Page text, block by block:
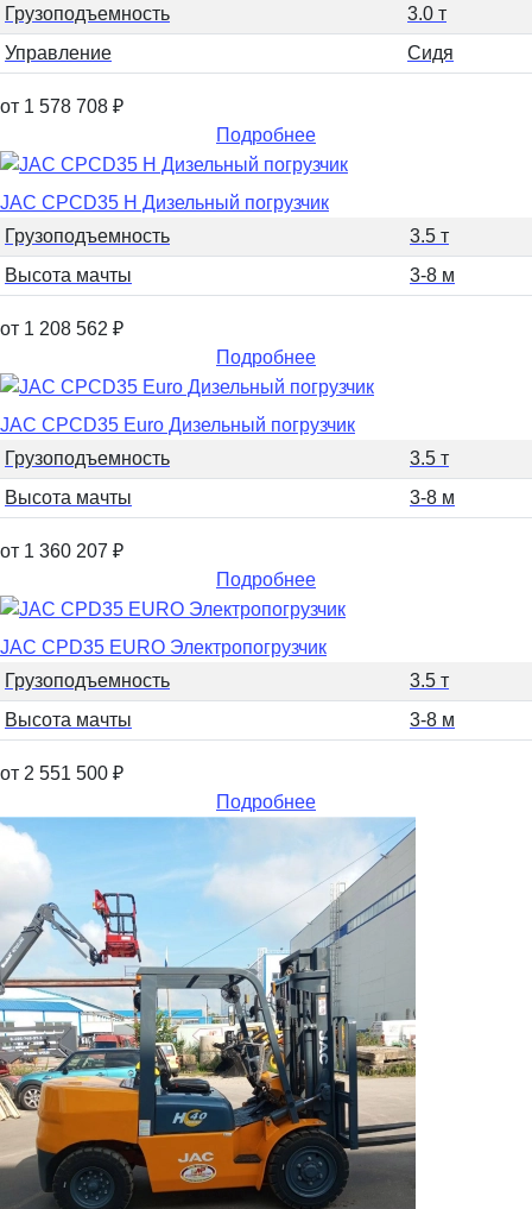
Грузоподъемность
3.0 т
Управление
Сидя
от 1 578 708 ₽
Подробнее
JAC CPCD35 H Дизельный погрузчик
Грузоподъемность
3.5 т
Высота мачты
3-8 м
от 1 208 562 ₽
Подробнее
JAC CPCD35 Euro Дизельный погрузчик
Грузоподъемность
3.5 т
Высота мачты
3-8 м
от 1 360 207 ₽
Подробнее
JAC CPD35 EURO Электропогрузчик
Грузоподъемность
3.5 т
Высота мачты
3-8 м
от 2 551 500 ₽
Подробнее